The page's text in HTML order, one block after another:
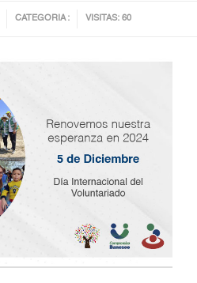
CATEGORIA : VISITAS: 60